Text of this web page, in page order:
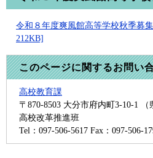
令和８年度爽風館高等学校秋季募
212KB]
このページに関するお問い
高校教育課
〒870-8503 大分市府内町3-10-1 （
高校改革推進班
Tel：097-506-5617 Fax：097-506-